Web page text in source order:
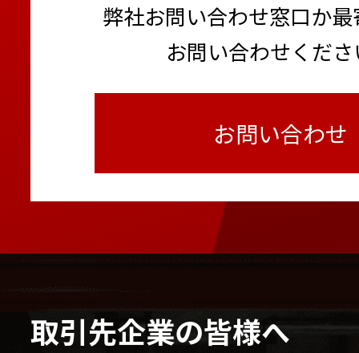
弊社お問い合わせ窓口か
お問い合わせくだ
お問い合わせ
取引先企業の皆様へ